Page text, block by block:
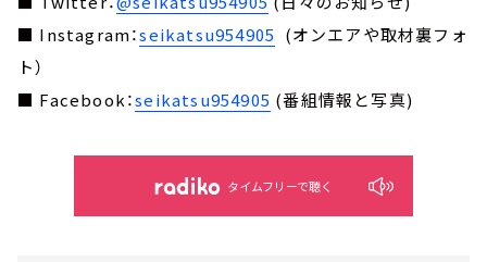
■ Instagram：seikatsu954905 (オンエアや取材裏フォ
ト）
■ Facebook：seikatsu954905 (番組情報と写真)
タイムフリーで聴く